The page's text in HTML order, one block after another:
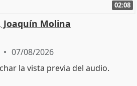
02:08
Joaquín Molina
07/08/2026